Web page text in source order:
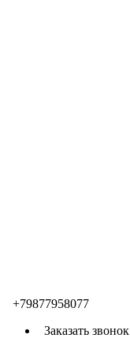
+79877958077
Заказать звонок